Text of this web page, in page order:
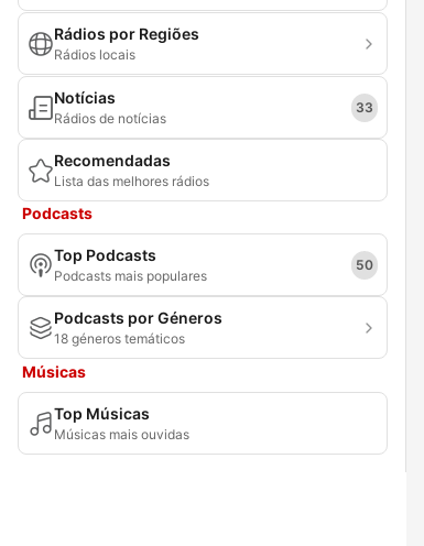
Rádios por Regiões
Rádios locais
Notícias
Rádios de notícias
33
Recomendadas
Lista das melhores rádios
Podcasts
Top Podcasts
Podcasts mais populares
50
Podcasts por Géneros
18 géneros temáticos
Músicas
Top Músicas
Músicas mais ouvidas